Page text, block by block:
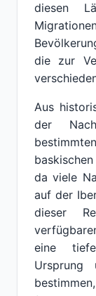
diesen
die zur
Aus
der
da viele
auf der
dieser
eine
Ursprung